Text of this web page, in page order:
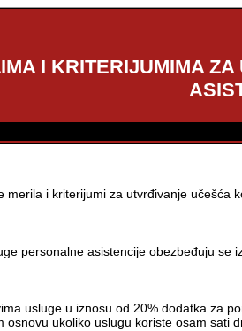
I KRITERIJUMIMA
merila i kriterijumi za utvrđivanje učešća
personalne asistencije obezbeđuju se
usluge u iznosu od 20% dodatka za
osnovu ukoliko uslugu koriste osam sati